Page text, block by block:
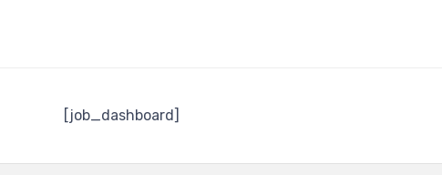
[job_dashboard]